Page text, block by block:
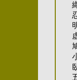
織
忍
明
虚
鳩
小
臥
五